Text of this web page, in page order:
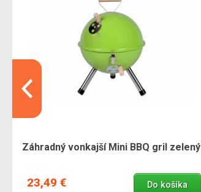
Záhradný vonkajší Mini BBQ gril zelený
23,49 € Do košíka